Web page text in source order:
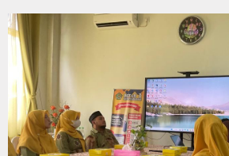
Visi Misi Madrasah
Tujuan Madrasah
Berita
Umum
Madrasah